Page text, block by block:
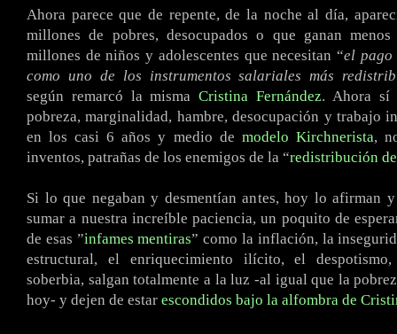
Ahora parece que de repente, de la noche al día,
millones de pobres, desocupados o que ganan
millones de niños y adolescentes que necesitan “el pago
como uno de los instrumentos salariales más
según remarcó la mismaCristina Fernández. Ahora sí
pobreza, marginalidad, hambre, desocupación y trabajo
en los casi 6 años y medio de modelo Kirchnerista,
inventos, patrañas de los enemigos de la “redistribución
Si lo que negaban y desmentían antes, hoy lo afirman
sumar a nuestra increíble paciencia, un poquito de
de esas ”infames mentiras” como la inflación, la
estructural, el enriquecimiento ilícito, el
soberbia, salgan totalmente a la luz -al igual que la
hoy- y dejen de estar escondidos bajo la alfombra de